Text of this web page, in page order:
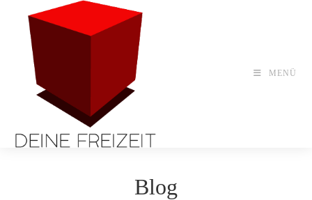
springen
MENÜ
Blog